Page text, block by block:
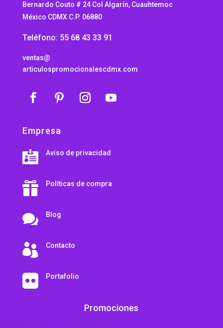
Bernardo Couto # 24 Col Algarín, Cuauhtemoc
México CDMX C.P. 06880
Teléfono: 55 68 43 33 91
ventas@
articulospromocionalescdmx.com
Empresa
 Aviso de privacidad
 Políticas de compra
 Blog
 Contacto
 Portafolio
Promociones